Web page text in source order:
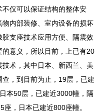
仅可以保证结构的整体安
内部装修、室内设备的损坏
支座技术应用方便、隔震效
意义，所以目前，上已有20
术，其中日本、新西兰、美
，到目前为止，19层，已建
本50层，已建近3000幢，隔
，日本已建近800座幢。